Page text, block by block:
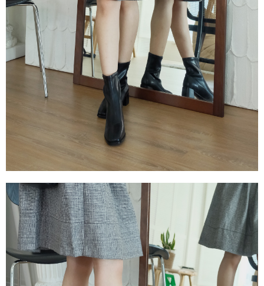
１．透過由恩沛科技股份有限公司提供之「AFTEE先享後付」服務完成之交
易，需依本服務之必要範圍內提供個人資料，並將交易相關給付款項請求債
權轉讓予恩沛科技股份有限公司。
２．關於個人資料處理事宜，請瀏覽以下網址：
https://aftee.tw/terms/#terms3
３．未成年的使用者請事先徵得法定代理人或監護人之同意方可使用
「AFTEE先享後付」，若未經同意申辦者引起之損失，本公司不負相關責
４．使用「AFTEE先享後付」時，將依據個別帳號之用戶狀況，依本公司即
時審查核予不同之上限額度；若仍有額度不足之情形，本公司將視審查結果
請求用戶進行身份認證。
５．嚴禁一人註冊多個帳號或使用他人資訊註冊。若發現惡意使用之情形，
恩沛科技股份有限公司將有權停止該用戶之使用額度並採取法律行動。
每筆NT$60，滿NT$800(含以上)免運費
外島宅配
每筆NT$255